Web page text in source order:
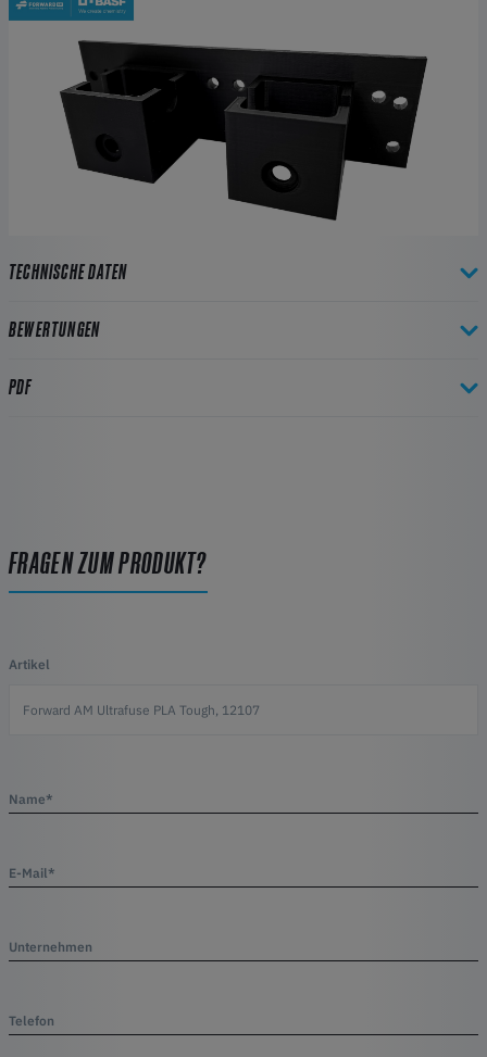
TECHNISCHE DATEN
BEWERTUNGEN
PDF
FRAGEN ZUM PRODUKT?
Artikel
Name*
E-Mail*
Unternehmen
Telefon